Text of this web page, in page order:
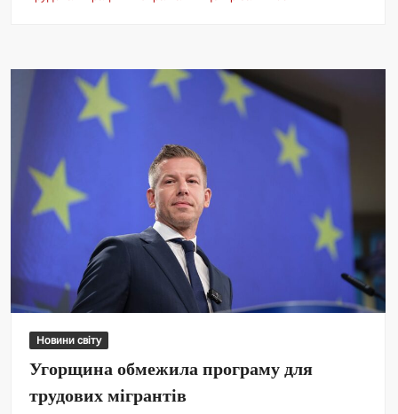
Новини світу
Угорщина обмежила програму для
трудових мігрантів